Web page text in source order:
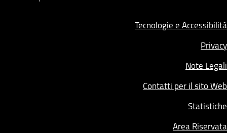
Tecnologie e Accessibilità
Privacy
Note Legali
Contatti per il sito Web
Statistiche
Area Riservata